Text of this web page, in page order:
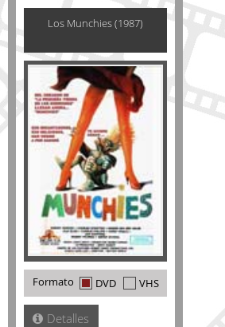
Los Munchies (1987)
Formato DVD VHS
Detalles